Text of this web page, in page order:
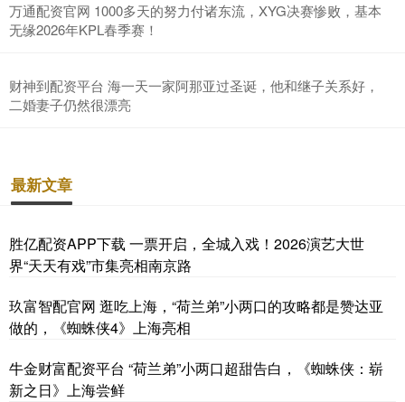
万通配资官网 1000多天的努力付诸东流，XYG决赛惨败，基本
无缘2026年KPL春季赛！
财神到配资平台 海一天一家阿那亚过圣诞，他和继子关系好，
二婚妻子仍然很漂亮
最新文章
胜亿配资APP下载 一票开启，全城入戏！2026演艺大世
界“天天有戏”市集亮相南京路
玖富智配官网 逛吃上海，“荷兰弟”小两口的攻略都是赞达亚
做的，《蜘蛛侠4》上海亮相
牛金财富配资平台 “荷兰弟”小两口超甜告白，《蜘蛛侠：崭
新之日》上海尝鲜